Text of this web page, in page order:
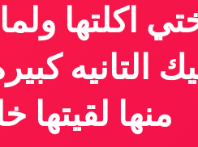
اكلتها
التانيه
منها